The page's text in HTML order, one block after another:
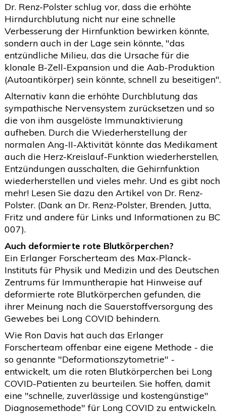
Dr. Renz-Polster schlug vor, dass die erhöhte
Hirndurchblutung nicht nur eine schnelle
Verbesserung der Hirnfunktion bewirken könnte,
sondern auch in der Lage sein könnte, "das
entzündliche Milieu, das die Ursache für die
klonale B-Zell-Expansion und die Aab-Produktion
(Autoantikörper) sein könnte, schnell zu beseitigen".
Alternativ kann die erhöhte Durchblutung das
sympathische Nervensystem zurücksetzen und so
die von ihm ausgelöste Immunaktivierung
aufheben. Durch die Wiederherstellung der
normalen Ang-II-Aktivität könnte das Medikament
auch die Herz-Kreislauf-Funktion wiederherstellen,
Entzündungen ausschalten, die Gehirnfunktion
wiederherstellen und vieles mehr. Und es gibt noch
mehr! Lesen Sie dazu den Artikel von Dr. Renz-
Polster. (Dank an Dr. Renz-Polster, Brenden, Jutta,
Fritz und andere für Links und Informationen zu BC
007).
Auch deformierte rote Blutkörperchen?
Ein Erlanger Forscherteam des Max-Planck-
Instituts für Physik und Medizin und des Deutschen
Zentrums für Immuntherapie hat Hinweise auf
deformierte rote Blutkörperchen gefunden, die
ihrer Meinung nach die Sauerstoffversorgung des
Gewebes bei Long COVID behindern.
Wie Ron Davis hat auch das Erlanger
Forscherteam offenbar eine eigene Methode - die
so genannte "Deformationszytometrie" -
entwickelt, um die roten Blutkörperchen bei Long
COVID-Patienten zu beurteilen. Sie hoffen, damit
eine "schnelle, zuverlässige und kostengünstige"
Diagnosemethode" für Long COVID zu entwickeln.